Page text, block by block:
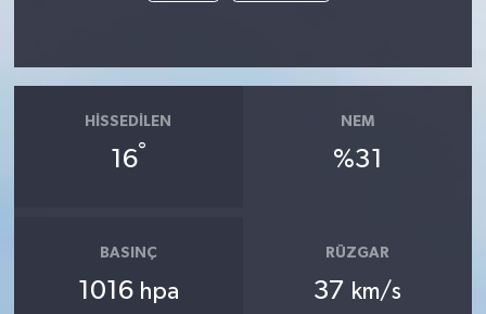
HISSEDILEN
16°
NEM
%31
BASINÇ
1016 hpa
RÜZGAR
37 km/s